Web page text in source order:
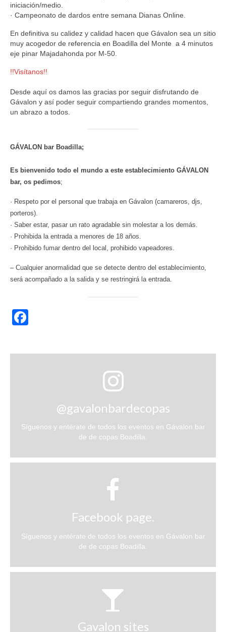
iniciación/medio.
· Campeonato de dardos entre semana Dianas Online.
En definitiva su calidez y calidad hacen que Gávalon sea un sitio
muy acogedor de referencia en Boadilla del Monte a 4 minutos
eje pinar Majadahonda por M-50.
!!Visítanos!!
Desde aquí os damos las gracias por seguir disfrutando de
Gávalon y así poder seguir compartiendo grandes momentos,
un abrazo a todos.
GÁVALON bar Boadilla;
Es bienvenido todo el mundo a este establecimiento GÁVALON
bar, os pedimos;
· Respeto por el personal que trabaja en Gávalon (camareros, djs,
porteros).
· Saber estar, pasar un rato agradable sin molestar a los demás.
· Prohibida la entrada a menores de 18 años.
· Prohibido fumar dentro del local, prohibido vapeadores.
– Cualquier anormalidad que se detecte dentro del establecimiento,
será acompañado a la salida y se restringirá la entrada.
@gavalonbardecopas
Síguenos y entérate de todos los eventos en Gávalon bar
de de copas Boadilla.
Facebook page.
Síguenos y entérate de todos los eventos en Gávalon bar
de de copas Boadilla.
Gavalon sites